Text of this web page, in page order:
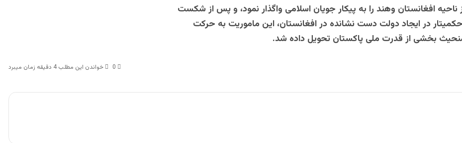
ناحیه افغانستان وهند را به پیکار جویان اسلامی واگذار نمود، و پس از شکست
در ایجاد دولت دست نشانده در افغانستان، این ماموریت به حرکت
بخشی از قدرت ملی پاکستان تحویل داده شد.
0 خواندن این مطلب 4 دقیقه زمان میبرد